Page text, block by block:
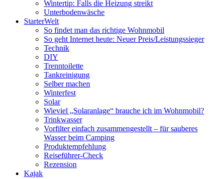
Wintertip: Falls die Heizung streikt
Unterbodenwäsche
StarterWelt
So findet man das richtige Wohnmobil
So geht Internet heute: Neuer Preis/Leistungssieger
Technik
DIY
Trenntoilette
Tankreinigung
Selber machen
Winterfest
Solar
Wieviel „Solaranlage“ brauche ich im Wohnmobil?
Trinkwasser
Vorfilter einfach zusammengestellt – für sauberes
Wasser beim Camping
Produktempfehlung
Reiseführer-Check
Rezension
Kajak